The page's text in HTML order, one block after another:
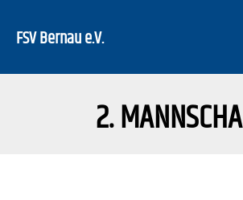
InhaltFSV Bernau e.V.
2.